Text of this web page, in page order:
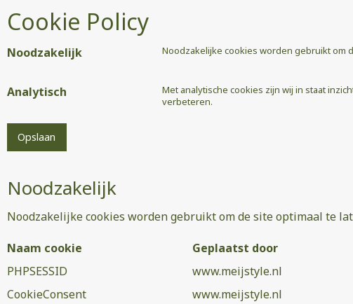
Cookie Policy
Noodzakelijk Noodzakelijke cookies worden gebruikt om
Analytisch
Met analytische cookies zijn wij in staat
verbeteren.
Noodzakelijk
Noodzakelijke cookies worden gebruikt om de site optimaal te
Naam cookie Geplaatst door
PHPSESSID
www.meijstyle.nl
CookieConsent
www.meijstyle.nl